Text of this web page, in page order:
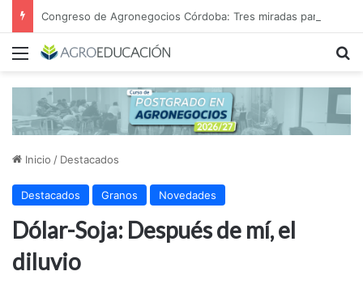
Menú
Inicio / Destacados
Destacados Granos Novedades
Dólar-Soja: Después de mí, el
diluvio